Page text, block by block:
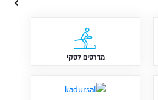
מדרסים לסקי